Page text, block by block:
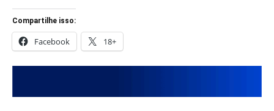
Compartilhe isso:
Facebook 18+